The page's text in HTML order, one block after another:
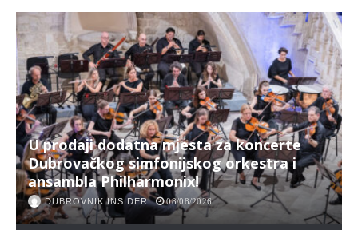
U prodaji dodatna mjesta za koncerte
Dubrovačkog simfonijskog orkestra i
ansambla Philharmonix!
DUBROVNIK INSIDER 08/08/2026